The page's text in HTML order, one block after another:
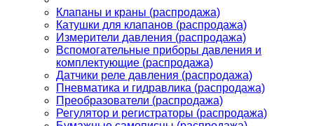
Клапаны и краны (распродажа)
Катушки для клапанов (распродажа)
Измерители давления (распродажа)
Вспомогательные приборы давления и
комплектующие (распродажа)
Датчики реле давления (распродажа)
Пневматика и гидравлика (распродажа)
Преобразователи (распродажа)
Регулятор и регистраторы (распродажа)